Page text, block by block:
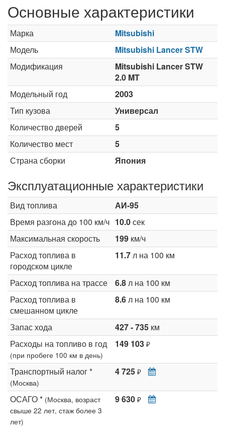
Основные характеристики
Марка
Mitsubishi
Модель
Mitsubishi Lancer STW
Модификация
Mitsubishi Lancer STW
2.0 MT
Модельный год
2003
Тип кузова
Универсал
Количество дверей
5
Количество мест
5
Страна сборки
Япония
Эксплуатационные характеристики
Вид топлива
АИ-95
Время разгона до 100 км/ч 10.0сек
Максимальная скорость
199 км/ч
Расход топлива в
городском цикле
11.7л на 100 км
Расход топлива на трассе 6.8л на 100 км
Расход топлива в
смешанном цикле
8.6л на 100 км
Запас хода 427 - 735 км
Расходы на топливо в год
(при пробеге 100 км в день)
149 103 ₽
Транспортный налог *
(Москва)
4 725 ₽
ОСАГО * (Москва, возраст
свыше 22 лет, стаж более 3
лет)
9 630 ₽